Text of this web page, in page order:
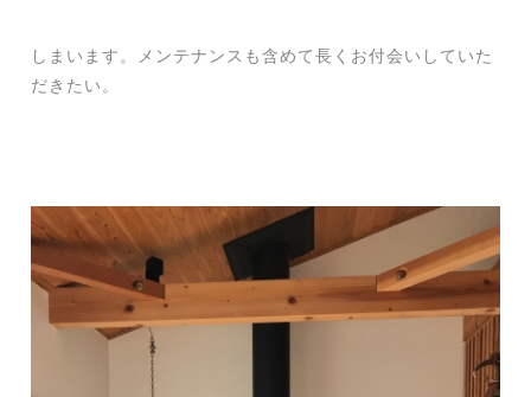
しまいます。メンテナンスも含めて長くお付会い していた
だきたい。